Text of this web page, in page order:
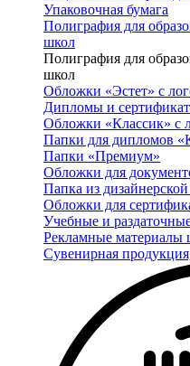
Упаковочная бумага
Полиграфия для
школ
Полиграфия для
школ
Обложки «Эстет» с
Дипломы и
Обложки «Классик» с
Папки для дипломов
Папки «Премиум»
Обложки для
Папка из
Обложки для
Учебные и
Рекламные материалы
Сувенирная